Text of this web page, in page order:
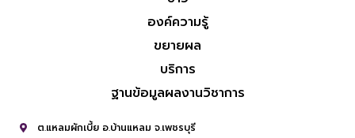
องค์ความรู้
ขยายผล
บริการ
ฐานข้อมูลผลงานวิชาการ
ต.แหลมผักเบี้ย อ.บ้านแหลม จ.เพชรบุรี